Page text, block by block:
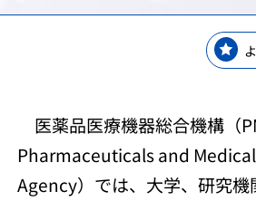
医薬品医療機器総合機構（
Pharmaceuticals and
Agency）では、大学、研究